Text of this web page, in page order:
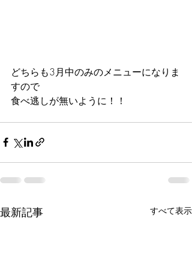
どちらも3月中のみのメニューになりま
すので
食べ逃しが無いように！！
最新記事 すべて表示